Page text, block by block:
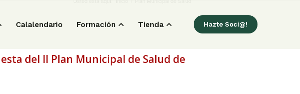
Calalendario Formación Tienda Hazte Soci@!
del II Plan Municipal de Salud de